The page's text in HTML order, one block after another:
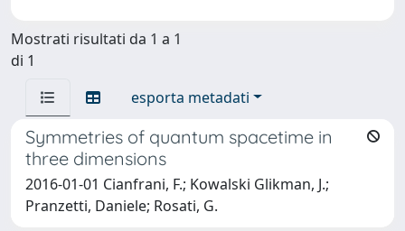
Mostrati risultati da 1 a 1
di 1
esporta metadati
Symmetries of quantum spacetime in
three dimensions
2016-01-01 Cianfrani, F.; Kowalski Glikman, J.;
Pranzetti, Daniele; Rosati, G.